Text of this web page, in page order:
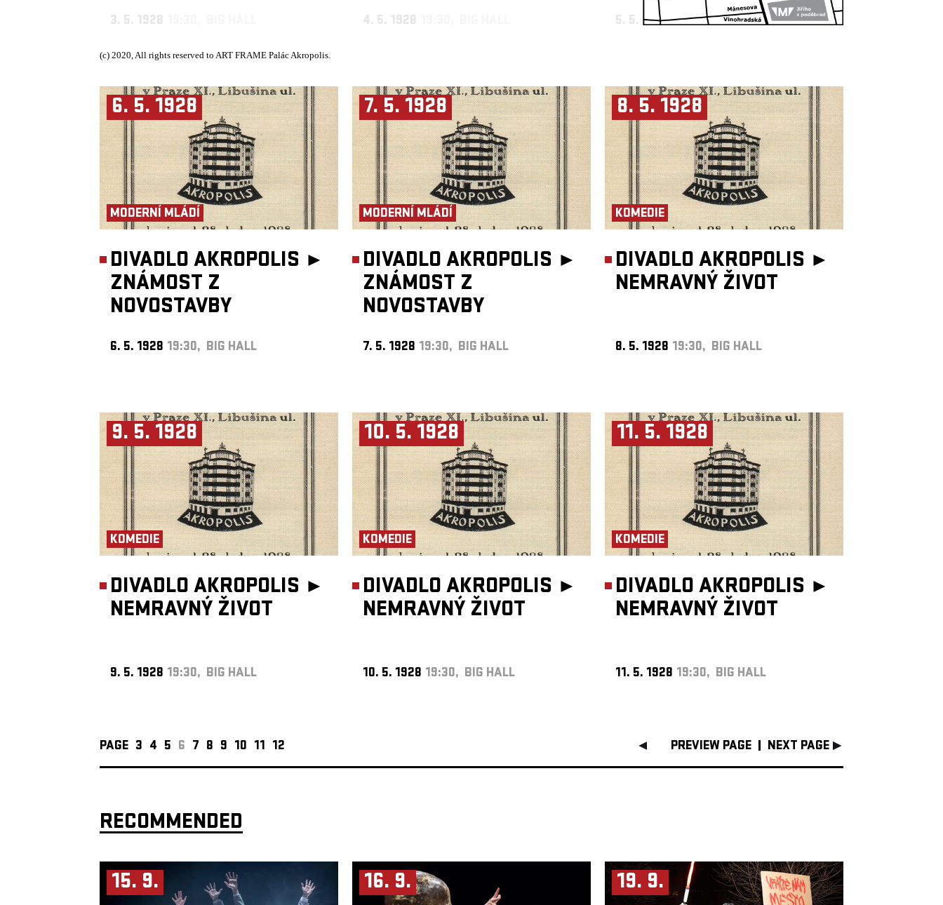
3. 5. 1928 4. 5. 1928 5. 5. 1928 19:30, BIG HALL
6. 5. 1928
MODERNÍ MLÁDÍ
DIVADLO AKROPOLIS ►
ZNÁMOST Z
NOVOSTAVBY
6. 5. 1928 19:30, BIG HALL
7. 5. 1928
MODERNÍ MLÁDÍ
DIVADLO AKROPOLIS ►
ZNÁMOST Z
NOVOSTAVBY
7. 5. 1928 19:30, BIG HALL
8. 5. 1928
KOMEDIE
DIVADLO AKROPOLIS ►
NEMRAVNÝ ŽIVOT
8. 5. 1928 19:30, BIG HALL
9. 5. 1928
KOMEDIE
DIVADLO AKROPOLIS ►
NEMRAVNÝ ŽIVOT
9. 5. 1928 19:30, BIG HALL
10. 5. 1928
KOMEDIE
DIVADLO AKROPOLIS ►
NEMRAVNÝ ŽIVOT
10. 5. 1928 19:30, BIG HALL
11. 5. 1928
KOMEDIE
DIVADLO AKROPOLIS ►
NEMRAVNÝ ŽIVOT
11. 5. 1928 19:30, BIG HALL
PAGE 3 4 5 6 7 8 9 10 11 12 PREVIEW PAGE NEXT PAGE
RECOMMENDED
15. 9. 16. 9. 19. 9.
(c) 2020, All rights reserved to ART FRAME Palác Akropolis.